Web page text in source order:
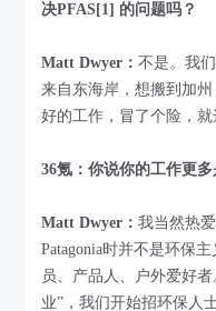
决PFAS[1] 的问题吗？
Matt Dwyer：不是。我
来自东海岸，想搬到加
好的工作，冒了个险，就
36氪：你说你的工作更多
Matt Dwyer：我当然热
Patagonia时并不是环保
员、产品人、户外爱好
业”，我们开始招环保人